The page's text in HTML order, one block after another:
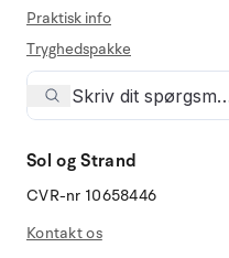
Praktisk info
Tryghedspakke
Sol og Strand
CVR-nr 10658446
Kontakt os